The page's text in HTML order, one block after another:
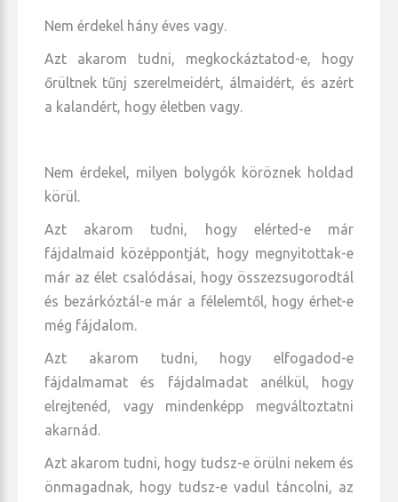
Nem érdekel hány éves vagy.
Azt akarom tudni, megkockáztatod-e, hogy
őrültnek tűnj szerelmeidért, álmaidért, és azért
a kalandért, hogy életben vagy.
Nem érdekel, milyen bolygók köröznek holdad
körül.
Azt akarom tudni, hogy elérted-e már
fájdalmaid középpontját, hogy megnyitottak-e
már az élet csalódásai, hogy összezsugorodtál
és bezárkóztál-e már a félelemtől, hogy érhet-e
még fájdalom.
Azt akarom tudni, hogy elfogadod-e
fájdalmamat és fájdalmadat anélkül, hogy
elrejtenéd, vagy mindenképp megváltoztatni
akarnád.
Azt akarom tudni, hogy tudsz-e örülni nekem és
önmagadnak, hogy tudsz-e vadul táncolni, az